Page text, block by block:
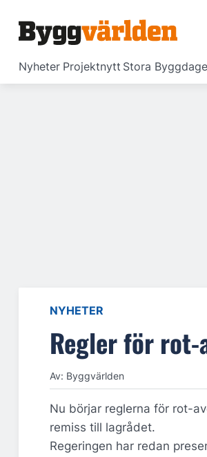
Nyheter Projektnytt Stora
NYHETER
Regler för
Av: Byggvärlden
Nu börjar reglerna för rot-
remiss till lagrådet.
Regeringen har redan